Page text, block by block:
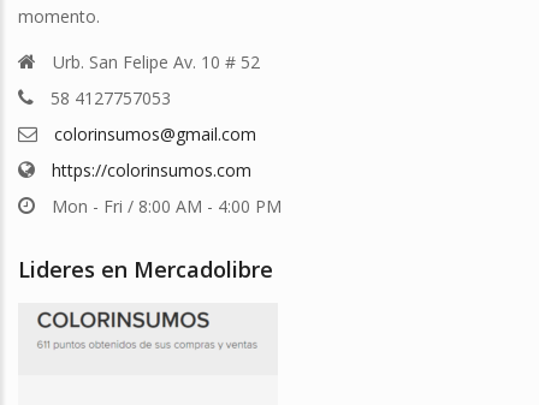
momento.
Urb. San Felipe Av. 10 # 52
58 4127757053
colorinsumos@gmail.com
https://colorinsumos.com
Mon - Fri / 8:00 AM - 4:00 PM
Lideres en Mercadolibre